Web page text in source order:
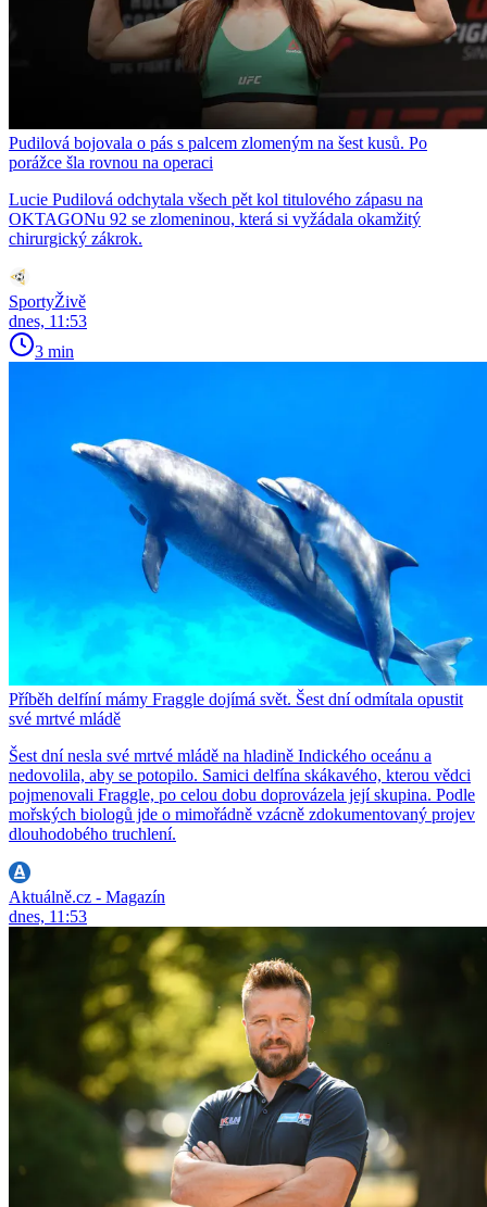
Pudilová bojovala o pás s palcem zlomeným na šest kusů. Po
porážce šla rovnou na operaci
Lucie Pudilová odchytala všech pět kol titulového zápasu na
OKTAGONu 92 se zlomeninou, která si vyžádala okamžitý
chirurgický zákrok.
SportyŽivě
dnes, 11:53
3 min
Příběh delfíní mámy Fraggle dojímá svět. Šest dní odmítala opustit
své mrtvé mládě
Šest dní nesla své mrtvé mládě na hladině Indického oceánu a
nedovolila, aby se potopilo. Samici delfína skákavého, kterou vědci
pojmenovali Fraggle, po celou dobu doprovázela její skupina. Podle
mořských biologů jde o mimořádně vzácně zdokumentovaný projev
dlouhodobého truchlení.
Aktuálně.cz - Magazín
dnes, 11:53